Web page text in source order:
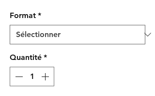
Format *
Quantité *